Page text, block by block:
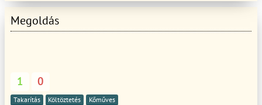
kapcsolatba velünk!
Megoldás
1 0
Takarítás Költöztetés Kőműves